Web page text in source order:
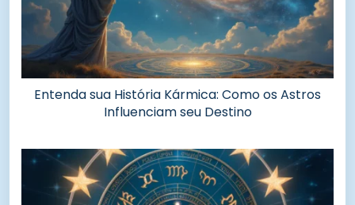
Entenda sua História Kármica: Como os Astros
Influenciam seu Destino